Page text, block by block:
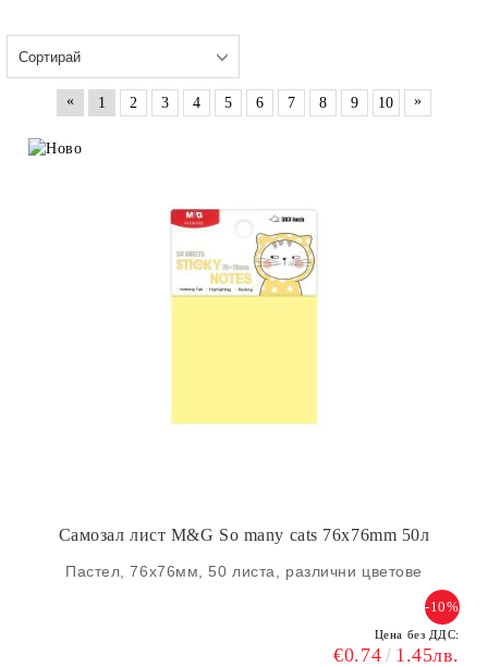
« 1 2 3 4 5 6 7 8 9 10 »
Самозал лист M&G So many cats 76x76mm 50л
Пастел, 76x76мм, 50 листа, различни цветове
-10%
Цена без ДДС:
€0.74 1.45лв.